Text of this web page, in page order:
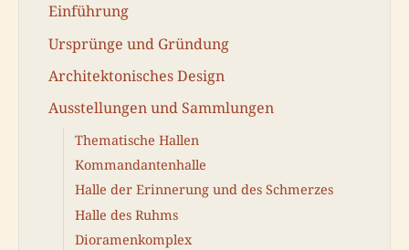
Einführung
Ursprünge und Gründung
Architektonisches Design
Ausstellungen und Sammlungen
Thematische Hallen
Kommandantenhalle
Halle der Erinnerung und des Schmerzes
Halle des Ruhms
Dioramenkomplex